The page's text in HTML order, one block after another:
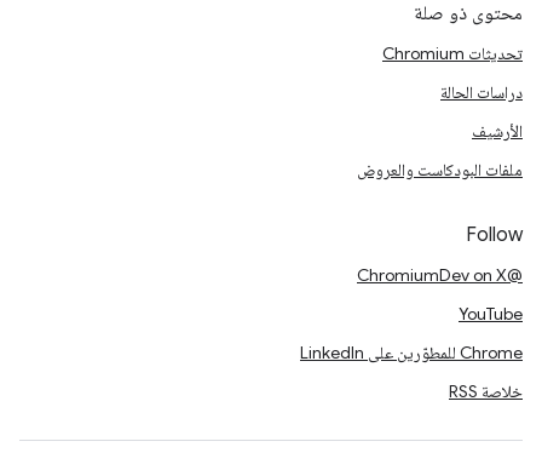
محتوى ذو صلة
تحديثات Chromium
دراسات الحالة
الأرشيف
ملفات البودكاست والعروض
Follow
@ChromiumDev on X
YouTube
Chrome للمطوّرين على LinkedIn
خلاصة RSS